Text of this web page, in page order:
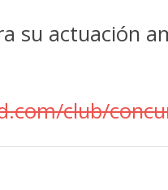
su actuación
club/